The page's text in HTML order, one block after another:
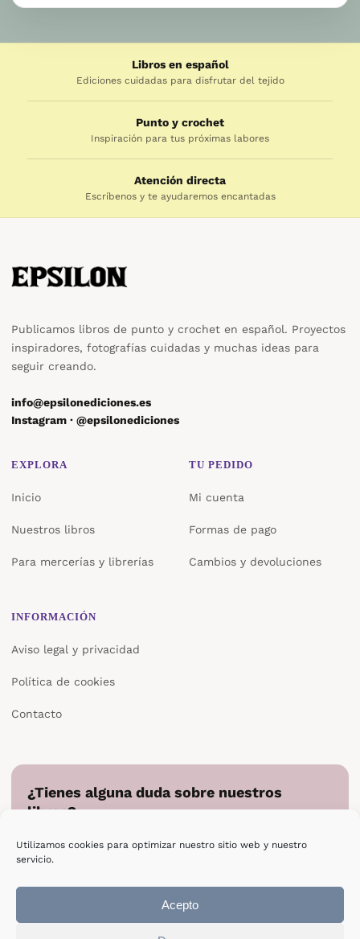
Utilizamos cookies para optimizar nuestro sitio web y nuestro
servicio.
Acepto
Libros en español
Ediciones cuidadas para disfrutar del tejido
Punto y crochet
Inspiración para tus próximas labores
Atención directa
Escríbenos y te ayudaremos encantadas
Publicamos libros de punto y crochet en español. Proyectos
inspiradores, fotografías cuidadas y muchas ideas para
seguir creando.
info@epsilonediciones.es
Instagram · @epsilonediciones
EXPLORA
Inicio
Nuestros libros
Para mercerías y librerías
TU PEDIDO
Mi cuenta
Formas de pago
Cambios y devoluciones
INFORMACIÓN
Aviso legal y privacidad
Política de cookies
Contacto
¿Tienes alguna duda sobre nuestros
libros?
directamente.
Escribir a Epsilon